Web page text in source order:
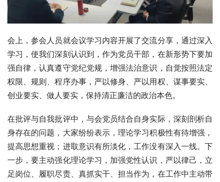
会上，参会人员就会议学习内容开展了交流分享，通过深入
学习，使我们深刻认识到，作为党员干部，在新形势下要加
强自律，认真遵守党纪党规，增强法治意识，自觉按照法定
权限、规则、程序办事，严以修身、严以用权、谋事要实、
创业要实、做人要实，保持清正廉洁的政治本色。
在批评与自我批评中，与会党员结合自身实际，深刻剖析自
身存在的问题，大家纷纷表示，理论学习积极性有待增强，
提高思想重视；进取意识有所淡化，工作没有深入一线。下
一步，要主动强化理论学习，加强党性认识，严以律己，立
足岗位、履职尽责、真抓实干、担当作为，在工作中主动带